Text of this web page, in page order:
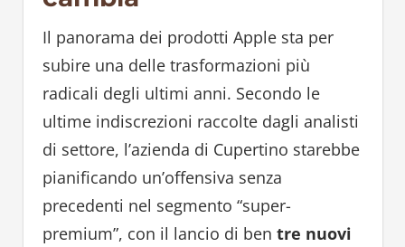
Il panorama dei prodotti Apple sta per
subire una delle trasformazioni più
radicali degli ultimi anni. Secondo le
ultime indiscrezioni raccolte dagli analisti
di settore, l’azienda di Cupertino starebbe
pianificando un’offensiva senza
precedenti nel segmento “super-
premium”, con il lancio di ben tre nuovi